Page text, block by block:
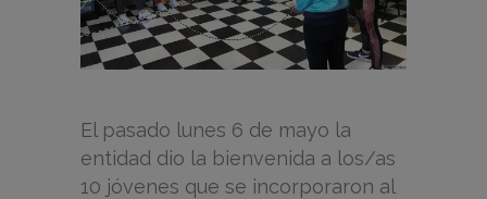
El pasado lunes 6 de mayo la
entidad dio la bienvenida a los/as
10 jóvenes que se incorporaron al